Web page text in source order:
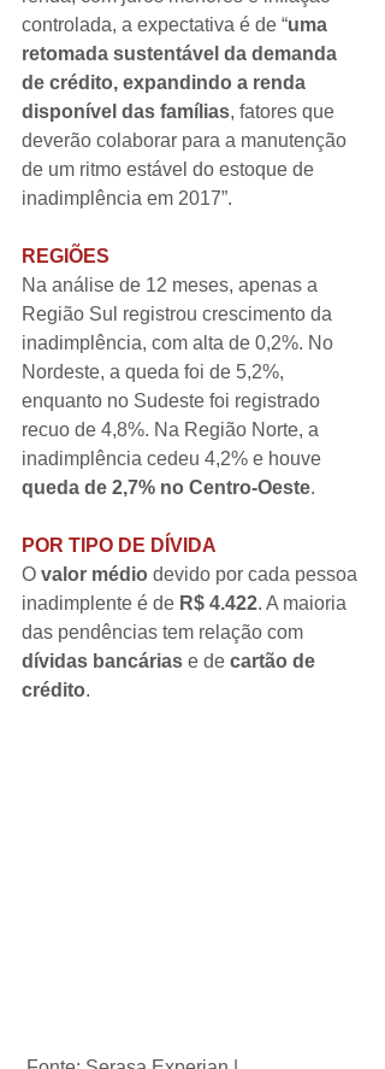
controlada, a expectativa é de “uma
retomada sustentável da demanda
de crédito, expandindo a renda
disponível das famílias, fatores que
deverão colaborar para a manutenção
de um ritmo estável do estoque de
inadimplência em 2017”.
REGIÕES
Na análise de 12 meses, apenas a
Região Sul registrou crescimento da
inadimplência, com alta de 0,2%. No
Nordeste, a queda foi de 5,2%,
enquanto no Sudeste foi registrado
recuo de 4,8%. Na Região Norte, a
inadimplência cedeu 4,2% e houve
queda de 2,7% no Centro-Oeste.
POR TIPO DE DÍVIDA
O valor médio devido por cada pessoa
inadimplente é de R$ 4.422. A maioria
das pendências tem relação com
dívidas bancárias e de cartão de
crédito.